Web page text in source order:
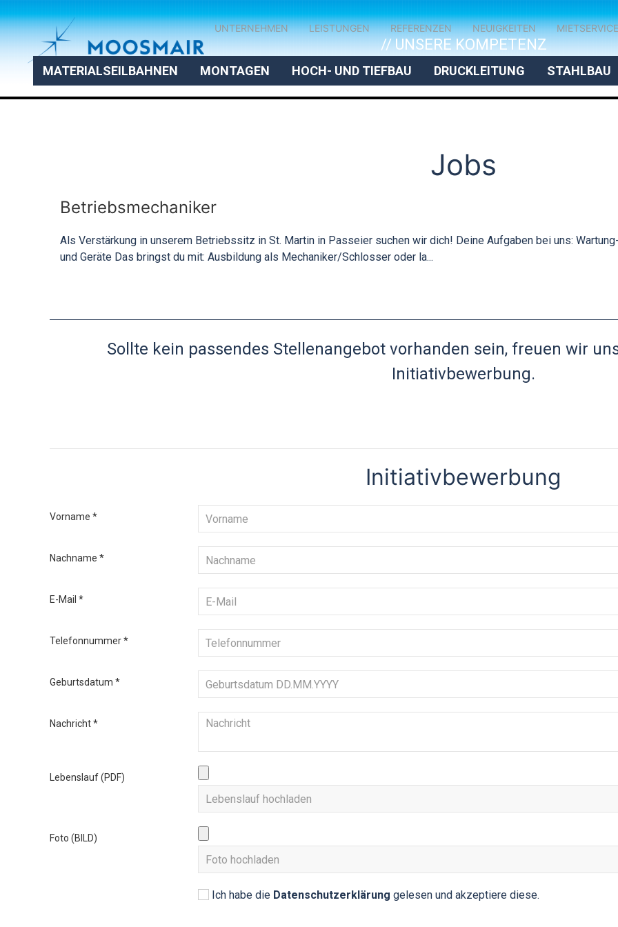
UNTERNEHMEN LEISTUNGEN REFERENZEN NEUIGKEITEN MIETSERVICE
// UNSERE KOMPETENZ
MATERIALSEILBAHNEN MONTAGEN HOCH- UND TIEFBAU DRUCKLEITUNG STAHLBAU
Jobs
Betriebsmechaniker
Als Verstärkung in unserem Betriebssitz in St. Martin in Passeier suchen wir dich! Deine Aufgaben bei uns:
und Geräte Das bringst du mit: Ausbildung als Mechaniker/Schlosser oder la...
Sollte kein passendes Stellenangebot vorhanden sein, freuen wir
Initiativbewerbung.
Initiativbewerbung
Vorname *
Nachname *
E-Mail *
Telefonnummer*
Geburtsdatum *
Nachricht*
Lebenslauf (PDF)
Foto (BILD)
Ich habe die Datenschutzerklärung gelesen und akzeptiere diese.